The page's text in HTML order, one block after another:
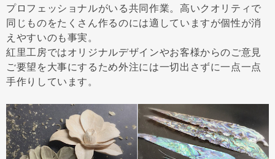
プロフェッショナルがいる共同作業。高いクオリティで
同じものをたくさん作るのには適していますが個性が消
えやすいのも事実。
紅里工房ではオリジナルデザインやお客様からのご意見
ご要望を大事にするため外注には一切出さずに一点一点
手作りしています。